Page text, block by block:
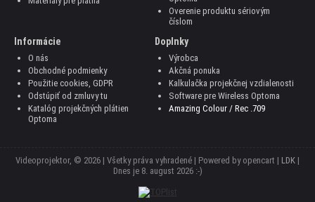
Overenie produktu sériovým
číslom
Informácie
O nás
Obchodné podmienky
Použitie cookies, GDPR
Odstúpiť od zmluvy tu
Katalóg projekčných plátien
Optoma
Doplnky
Výrobca
Akčná ponuka
Kalkulačka projekčnej vzdialenosti
Software pre Wireless Optoma
Amazing Colour / Rec .709
Videoprojektor, © 2026 | Všetky práva vyhradené | Powered by opencart | LDK |
Dnes je 8. august 2026 :-)